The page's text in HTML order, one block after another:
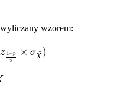
wzorem:
z 1−p
2
× σX¯ )
−p2× σX¯)
¯